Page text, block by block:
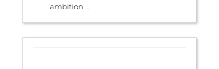
ambition ...